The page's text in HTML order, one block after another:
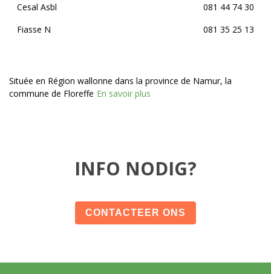
Cesal Asbl
081 44 74 30
Fiasse N
081 35 25 13
Située en Région wallonne dans la province de Namur, la
commune de Floreffe En savoir plus
INFO NODIG?
CONTACTEER ONS